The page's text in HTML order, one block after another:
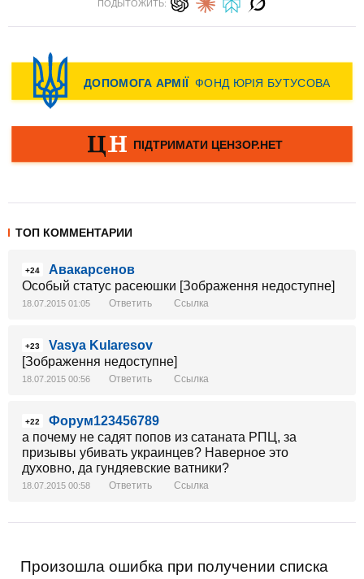
ПОДЫТОЖИТЬ:
ТОП КОММЕНТАРИИ
+24
Авакарсенов
Особый статус расеюшки [Зображення недоступне]
18.07.2015 01:05 Ответить Ссылка
+23
Vasya Kularesov
[Зображення недоступне]
18.07.2015 00:56 Ответить Ссылка
+22
Форум123456789
а почему не садят попов из сатаната РПЦ, за
призывы убивать украинцев? Наверное это
духовно, да гундяевские ватники?
18.07.2015 00:58 Ответить Ссылка
Произошла ошибка при получении списка